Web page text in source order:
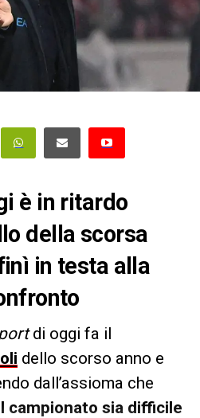
è in ritardo
della scorsa
in testa alla
di oggi fa il
dello scorso anno e
dall’assioma che
campionato sia difficile